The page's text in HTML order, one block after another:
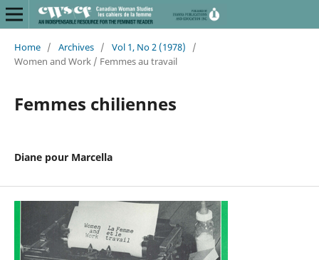
Home / Archives / Vol 1, No 2 (1978)
/
Women and Work / Femmes au travail
Femmes chiliennes
Diane pour Marcella